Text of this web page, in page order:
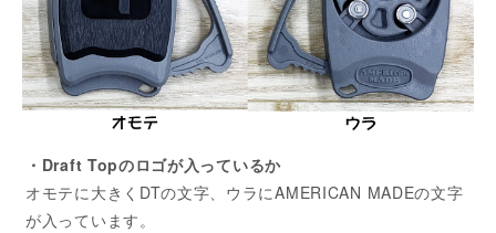
・Draft Topのロゴが入っているか
オモテに大きくDTの文字、ウラにAMERICAN MADEの文字
が入っています。